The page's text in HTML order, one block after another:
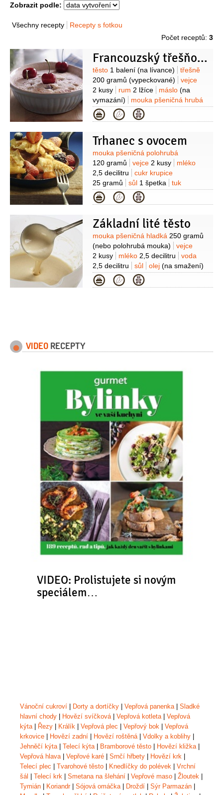
Zobrazit podle:
Všechny recepty
Recepty s fotkou
Počet receptů: 3
Francouzský třešňový nákyp
Suroviny
těsto 1 balení (na lívance)
třešně
200 gramů (vypeckované)
vejce
2 kusy
rum 2 lžíce máslo (na
vymazání)
mouka pšeničná hrubá
(na vysypání)
cukr moučkový
posypání)
třešně1 hrst (na ozdobu)
Kategorie
Trhanec s ovocem
Suroviny
mouka pšeničná polohrubá
120 gramů
vejce 2 kusy
mléko
2,5 decilitru
cukr krupice
25 gramů
sůl 1 špetka
tuk
80 gramů
(na opečení)
(čerstvé, rozmražené nebo
vanilkový(na posypání)
Kategorie
Základní lité těsto
Suroviny
mouka pšeničná hladká 250 gramů
(nebo polohrubá mouka)
vejce
2 kusy
mléko 2,5 decilitru
voda
2,5 decilitru
sůl olej (na smažení)
Kategorie
VIDEO RECEPTY
VIDEO: Prolistujete si novým
speciálem…
Vánoční cukroví Dorty a dortíčky Vepřová panenka| Sladké
hlavní chody
Hovězí svíčková| Vepřová kotleta| Vepřová
kýta| Řezy Králík Vepřová plec Vepřový bok
Vepřová
krkovice
Hovězí zadní Hovězí roštěná| Vdolky a koblihy
Jehněčí kýta| Telecí kýta| Bramborové těsto Hovězí kližka|
Vepřová hlava| Vepřové karé Srnčí hřbety Hovězí krk
Telecí plec
Tvarohové těsto Knedlíčky do polévek
Vrchní
šál
Telecí krk Smetana na šlehání Vepřové maso Žloutek
Tymián
Koriandr| Sójová omáčka| Droždí Sýr Parmazán